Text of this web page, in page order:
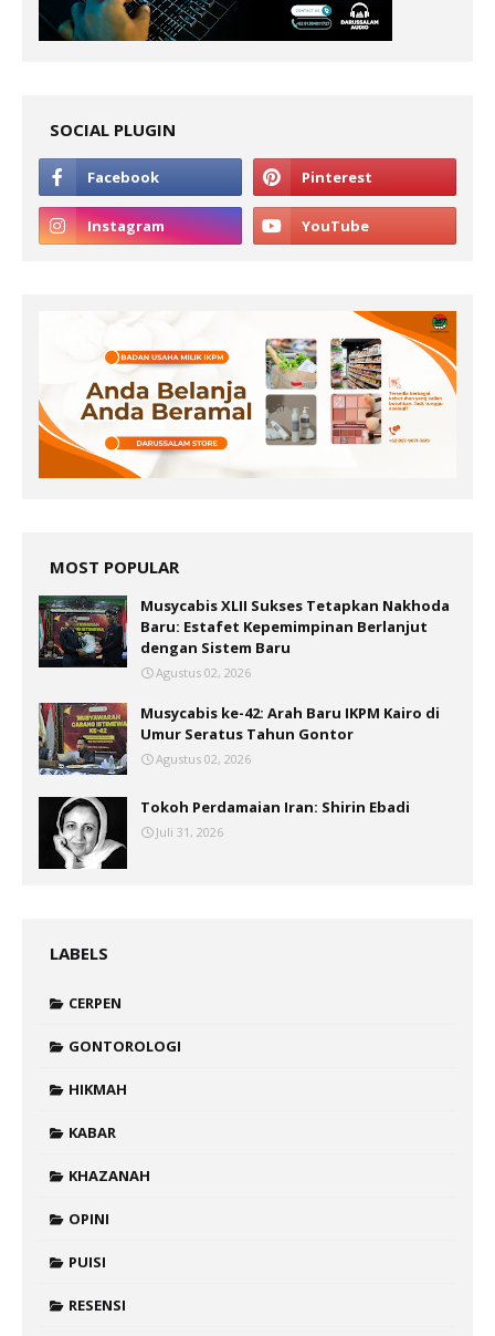
SOCIAL PLUGIN
MOST POPULAR
Musycabis XLII Sukses Tetapkan Nakhoda
Baru: Estafet Kepemimpinan Berlanjut
dengan Sistem Baru
Agustus 02, 2026
Musycabis ke-42: Arah Baru IKPM Kairo di
Umur Seratus Tahun Gontor
Agustus 02, 2026
Tokoh Perdamaian Iran: Shirin Ebadi
Juli 31, 2026
LABELS
CERPEN
GONTOROLOGI
HIKMAH
KABAR
KHAZANAH
OPINI
PUISI
RESENSI